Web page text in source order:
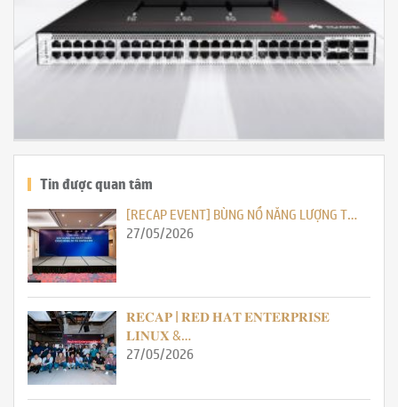
Tin được quan tâm
[RECAP EVENT] BÙNG NỔ NĂNG LƯỢNG T…
27/05/2026
𝐑𝐄𝐂𝐀𝐏 | 𝐑𝐄𝐃 𝐇𝐀𝐓 𝐄𝐍𝐓𝐄𝐑𝐏𝐑𝐈𝐒𝐄
𝐋𝐈𝐍𝐔𝐗 &…
27/05/2026